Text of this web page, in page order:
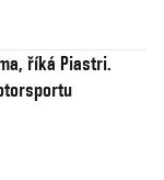
říká Piastri.